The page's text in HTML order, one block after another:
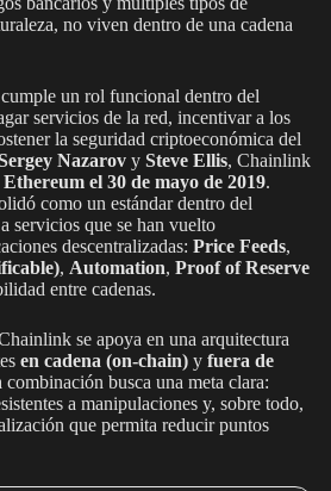
no viven dentro de una cadena
un rol funcional dentro del
servicios de la red, incentivar a los
la seguridad criptoeconómica del
Nazarov y Steve Ellis, Chainlink
Ethereum el 30 de mayo de 2019.
como un estándar dentro del
servicios que se han vuelto
descentralizadas: Price Feeds,
, Automation, Proof of Reserve
entre cadenas.
se apoya en una arquitectura
en cadena (on-chain) y fuera de
combinación busca una meta clara:
a manipulaciones y, sobre todo,
que permita reducir puntos